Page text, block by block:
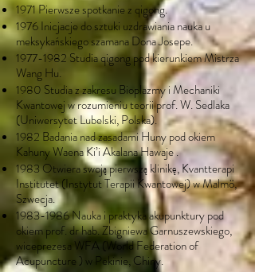
1971 Pierwsze spotkanie z qigong.
1976 Inicjacje do sztuki uzdrawiania nauka u
meksykańskiego szamana Dona Josepe.
1977-1982 Studia qigong pod kierunkiem Mistrza
Wang Hu.
1980 Studia z zakresu Bioplazmy i Mechaniki
Kwantowej w rozumieniu teorii prof. W. Sedlaka
(Uniwersytet Lubelski, Polska).
1982 Badania nad zasadami Huny pod okiem
Kahuny Waena Ki’i Akalana Hawaje .
1983 Otwiera swoją pierwszą klinikę, Kvantterapi
Institutet (Instytut Terapii Kwantowej) w Malmö,
Szwecja.
1983-1986Nauka i praktyka akupunktury pod
okiem prof. dr hab. Zbigniewa Garnuszewskiego,
wiceprezesa WFA (World Federation of
Acupuncture ) w Pekinie, Chiny.